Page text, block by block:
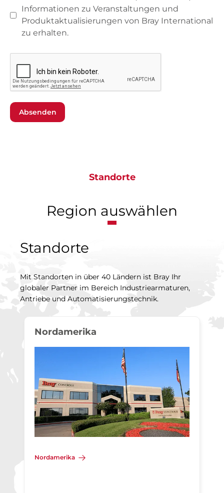
Informationen zu Veranstaltungen und
Produktaktualisierungen von Bray International
zu erhalten.
Absenden
Standorte
Region auswählen
Standorte
Mit Standorten in über 40 Ländern ist Bray Ihr
globaler Partner im Bereich Industriearmaturen,
Antriebe und Automatisierungstechnik.
Nordamerika
Nordamerika